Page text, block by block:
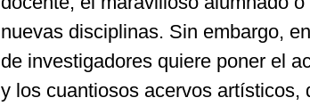
nuevas disciplinas. Sin embargo,
de investigadores quiere poner el
y los cuantiosos acervos artísticos,